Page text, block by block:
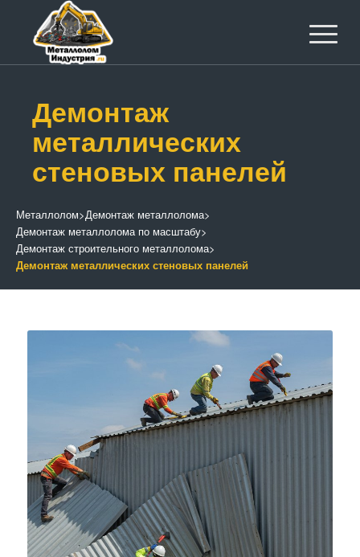
Демонтаж
металлических
стеновых панелей
Металлолом>Демонтаж металлолома>
Демонтаж металлолома по масштабу>
Демонтаж строительного металлолома>
Демонтаж металлических стеновых панелей